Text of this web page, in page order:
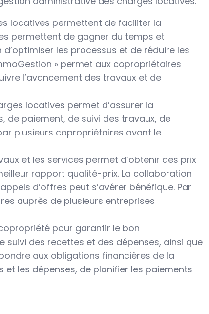
locatives permettent de faciliter la
permettent de gagner du temps et
les processus et de réduire les
» permet aux copropriétaires
l’avancement des travaux et de
locatives permet d’assurer la
de paiement, de suivi des travaux, de
plusieurs copropriétaires avant le
et les services permet d’obtenir des prix
rapport qualité-prix. La collaboration
d’offres peut s’avérer bénéfique. Par
auprès de plusieurs entreprises
pour garantir le bon
suivi des recettes et des dépenses, ainsi que
aux obligations financières de la
les dépenses, de planifier les paiements